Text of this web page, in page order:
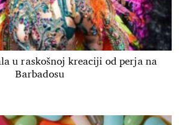
u raskošnoj kreaciji od perja na
Barbadosu